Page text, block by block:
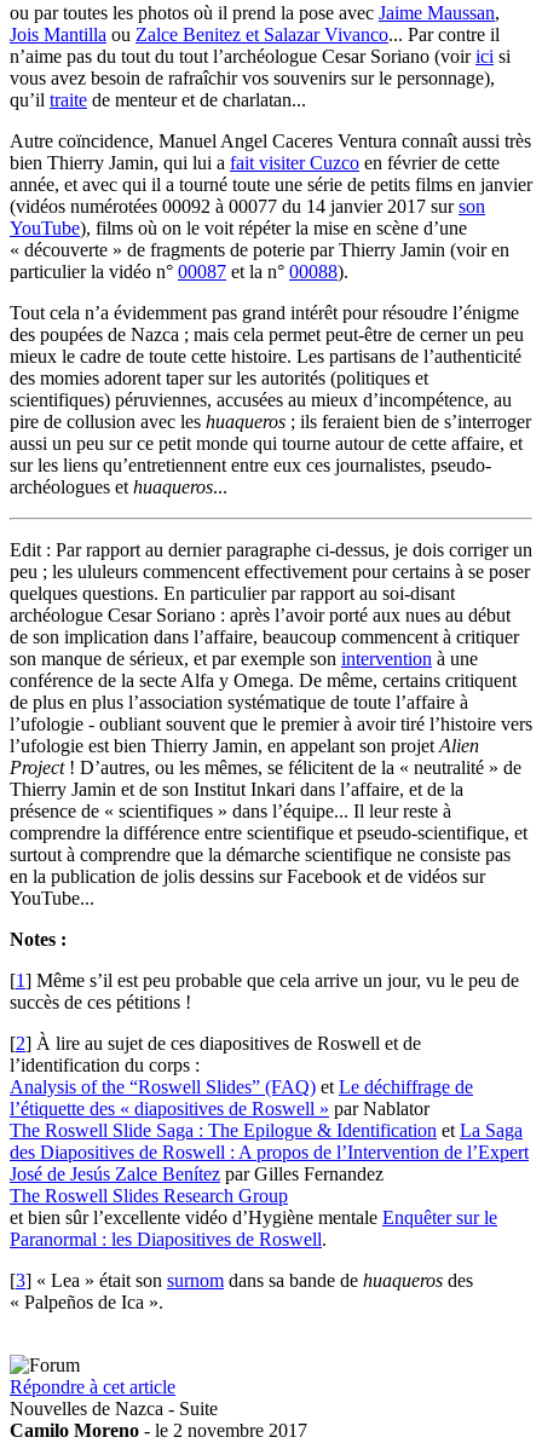
ou par toutes les photos où il prend la pose avec Jaime Maussan,
Jois Mantilla ou Zalce Benitez et Salazar Vivanco... Par contre il
n’aime pas du tout du tout l’archéologue Cesar Soriano (voirici si
vous avez besoin de rafraîchir vos souvenirs sur le personnage),
qu’il traite de menteur et de charlatan...
Autre coïncidence, Manuel Angel Caceres Ventura connaît aussi très
bien Thierry Jamin, qui lui a fait visiter Cuzco en février de cette
année, et avec qui il a tourné toute une série de petits films en janvier
(vidéos numérotées 00092 à 00077 du 14 janvier 2017 surson
YouTube), films où on le voit répéter la mise en scène d’une
« découverte » de fragments de poterie par Thierry Jamin (voir en
particulier la vidéo n° 00087 et la n° 00088).
Tout cela n’a évidemment pas grand intérêt pour résoudre l’énigme
des poupées de Nazca ; mais cela permet peut-être de cerner un peu
mieux le cadre de toute cette histoire. Les partisans de l’authenticité
des momies adorent taper sur les autorités (politiques et
scientifiques) péruviennes, accusées au mieux d’incompétence, au
pire de collusion avec les huaqueros ; ils feraient bien de s’interroger
aussi un peu sur ce petit monde qui tourne autour de cette affaire, et
sur les liens qu’entretiennent entre eux ces journalistes, pseudo-
archéologues et huaqueros...
Edit : Par rapport au dernier paragraphe ci-dessus, je dois corriger un
peu ; les ululeurs commencent effectivement pour certains à se poser
quelques questions. En particulier par rapport au soi-disant
archéologue Cesar Soriano : après l’avoir porté aux nues au début
de son implication dans l’affaire, beaucoup commencent à critiquer
son manque de sérieux, et par exemple son intervention à une
conférence de la secte Alfa y Omega. De même, certains critiquent
de plus en plus l’association systématique de toute l’affaire à
l’ufologie - oubliant souvent que le premier à avoir tiré l’histoire vers
l’ufologie est bien Thierry Jamin, en appelant son projet Alien
Project! D’autres, ou les mêmes, se félicitent de la « neutralité » de
Thierry Jamin et de son Institut Inkari dans l’affaire, et de la
présence de « scientifiques » dans l’équipe... Il leur reste à
comprendre la différence entre scientifique et pseudo-scientifique, et
surtout à comprendre que la démarche scientifique ne consiste pas
en la publication de jolis dessins sur Facebook et de vidéos sur
YouTube...
Notes :
[1] Même s’il est peu probable que cela arrive un jour, vu le peu de
succès de ces pétitions !
[2] À lire au sujet de ces diapositives de Roswell et de
l’identification du corps :
Analysis of the “Roswell Slides” (FAQ) et Le déchiffrage de
l’étiquette des « diapositives de Roswell » par Nablator
The Roswell Slide Saga : The Epilogue & Identification et La Saga
des Diapositives de Roswell : A propos de l’Intervention de l’Expert
José de Jesús Zalce Benítez par Gilles Fernandez
The Roswell Slides Research Group
et bien sûr l’excellente vidéo d’Hygiène mentale Enquêter sur le
Paranormal : les Diapositives de Roswell.
[3] « Lea » était son surnom dans sa bande de huaqueros des
« Palpeños de Ica ».
Répondre à cet article
Nouvelles de Nazca - Suite
Camilo Moreno - le 2 novembre 2017